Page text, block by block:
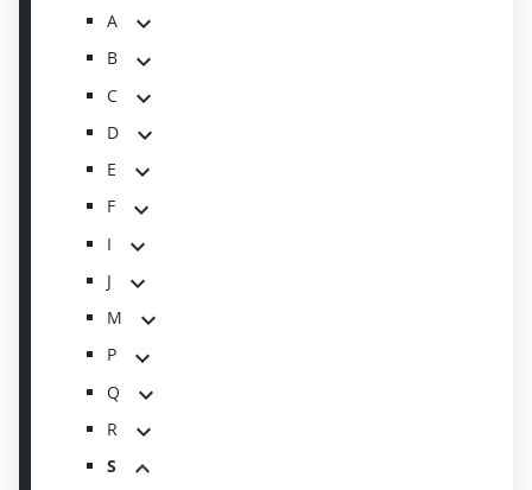
A
B
C
D
E
F
I
J
M
P
Q
R
S